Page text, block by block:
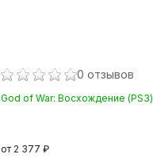
0 отзывов
God of War: Восхождение (PS3)
от 2 377 ₽